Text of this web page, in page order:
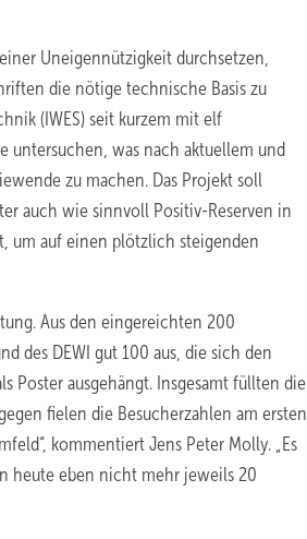
Uneigennützigkeit durchsetzen,
die nötige technische Basis zu
(IWES) seit kurzem mit elf
untersuchen, was nach aktuellem und
zu machen. Das Projekt soll
auch wie sinnvoll Positiv-Reserven in
um auf einen plötzlich steigenden
Aus den eingereichten 200
des DEWI gut 100 aus, die sich den
Poster ausgehängt. Insgesamt füllten die
fielen die Besucherzahlen am ersten
kommentiert Jens Peter Molly. „Es
heute eben nicht mehr jeweils 20